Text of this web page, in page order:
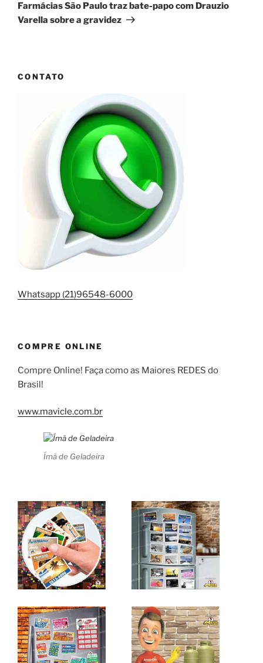
post
Farmácias São Paulo traz bate-papo com Drauzio
Varella sobre a gravidez
CONTATO
Whatsapp (21)96548-6000
COMPRE ONLINE
Compre Online! Faça como as Maiores REDES do
Brasil!
www.mavicle.com.br
Ímã de Geladeira